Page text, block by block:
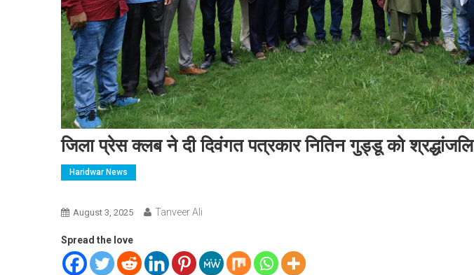
जिला प्रेस क्लब ने दी दिवंगत पत्रकार नितिन गुड्डू को श्रद्धांजलि
Haridwar News
August 3, 2025 Tanveer Ali
Spread the love